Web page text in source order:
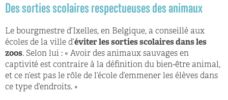
Des sorties scolaires respectueuses des animaux
Le bourgmestre d’Ixelles, en Belgique, a conseillé aux
écoles de la ville d’éviter les sorties scolaires dans les
zoos. Selon lui : « Avoir des animaux sauvages en
captivité est contraire à la définition du bien-être animal,
et ce n’est pas le rôle de l’école d’emmener les élèves dans
ce type d’endroits. »